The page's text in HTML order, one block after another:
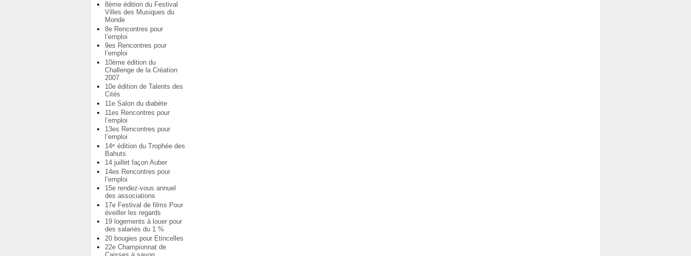
8ème édition du Festival
Villes des Musiques du
Monde
8e Rencontres pour
l’emploi
9es Rencontres pour
l’emploi
10ème édition du
Challenge de la Création
2007
10e édition de Talents des
Cités
11e Salon du diabète
11es Rencontres pour
l’emploi
13es Rencontres pour
l’emploi
14e édition du Trophée des
Bahuts
14 juillet façon Auber
14es Rencontres pour
l’emploi
15e rendez-vous annuel
des associations
17e Festival de films Pour
éveiller les regards
19 logements à louer pour
des salariés du 1 %
20 bougies pour Etincelles
22e Championnat de